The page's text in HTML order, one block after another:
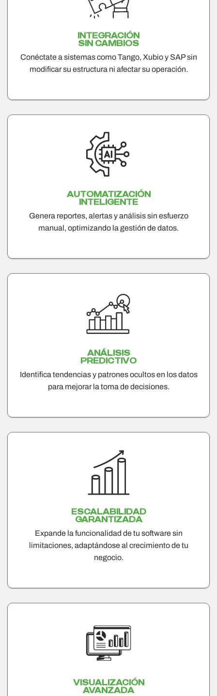
INTEGRACIÓN
SIN CAMBIOS
Conéctate a sistemas como Tango, Xubio y SAP sin
modificar su estructura ni afectar su operación.
AUTOMATIZACIÓN
INTELIGENTE
Genera reportes, alertas y análisis sin esfuerzo
manual, optimizando la gestión de datos.
ANÁLISIS
PREDICTIVO
Identifica tendencias y patrones ocultos en los datos
para mejorar la toma de decisiones.
ESCALABILIDAD
GARANTIZADA
Expande la funcionalidad de tu software sin
limitaciones, adaptándose al crecimiento de tu
negocio.
VISUALIZACIÓN
AVANZADA